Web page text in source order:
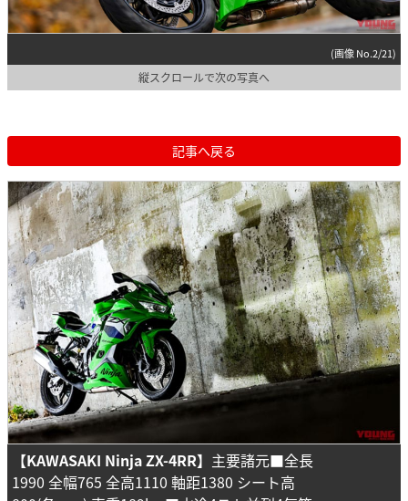
(画像 No.2/21)
縦スクロールで次の写真へ
記事へ戻る
【KAWASAKI Ninja ZX-4RR】 主要諸元■全長
1990 全幅765 全高1110 軸距1380 シート高